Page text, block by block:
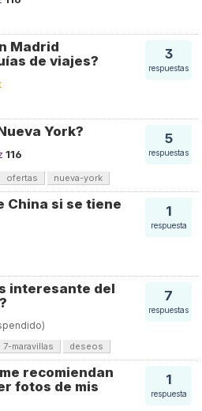
3
respuestas
Madrid
de viajes?
5
respuestas
York?
116
ofertas nueva-york
1
respuesta
China si se tiene
7
respuestas
interesante del
7-maravillas deseos
1
respuesta
recomiendan
fotos de mis